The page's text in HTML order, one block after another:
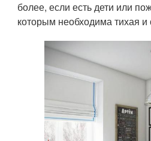
более, если есть дети или
которым необходима тихая и